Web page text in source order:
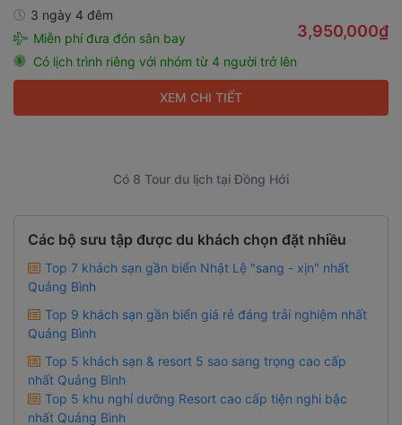
3,950,000₫
3 ngày 4 đêm
Miễn phí đưa đón sân bay
Có lịch trình riêng với nhóm từ 4 người trở lên
XEM CHI TIẾT
Có 8 Tour du lịch tại Đồng Hới
Các bộ sưu tập được du khách chọn đặt nhiều
Top 7 khách sạn gần biển Nhật Lệ "sang - xịn" nhất
Quảng Bình
Top 9 khách sạn gần biển giá rẻ đáng trải nghiệm nhất
Quảng Bình
Top 5 khách sạn & resort 5 sao sang trọng cao cấp
nhất Quảng Bình
Top 5 khu nghỉ dưỡng Resort cao cấp tiện nghi bậc
nhất Quảng Bình